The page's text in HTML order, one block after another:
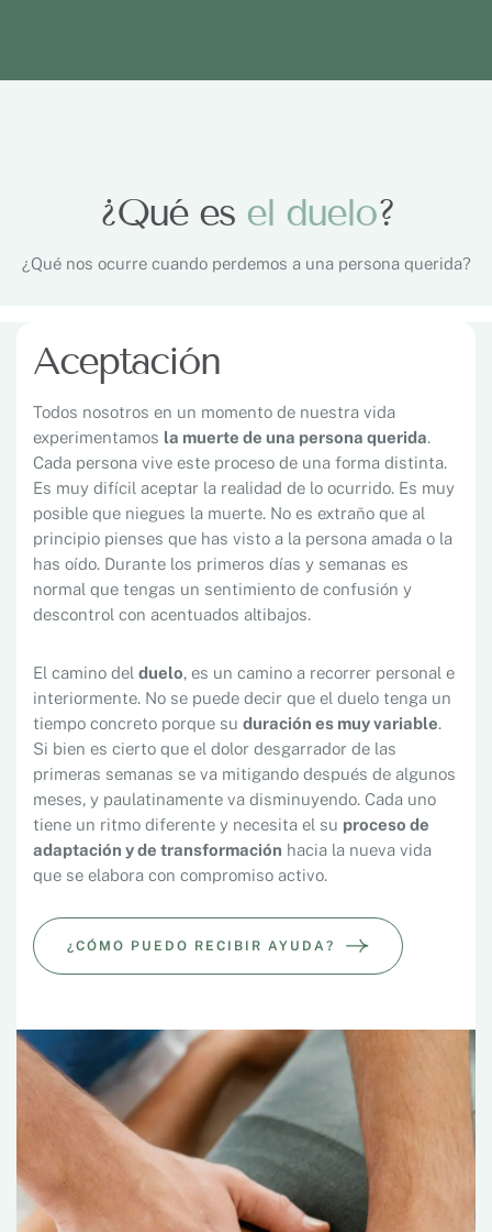
¿Qué es el duelo?
¿Qué nos ocurre cuando perdemos a una persona querida?
Aceptación
Todos nosotros en un momento de nuestra vida
experimentamos la muerte de una persona querida.
Cada persona vive este proceso de una forma distinta.
Es muy difícil aceptar la realidad de lo ocurrido. Es muy
posible que niegues la muerte. No es extraño que al
principio pienses que has visto a la persona amada o la
has oído. Durante los primeros días y semanas es
normal que tengas un sentimiento de confusión y
descontrol con acentuados altibajos.
El camino del duelo, es un camino a recorrer personal e
interiormente. No se puede decir que el duelo tenga un
tiempo concreto porque su duración es muy variable.
Si bien es cierto que el dolor desgarrador de las
primeras semanas se va mitigando después de algunos
meses, y paulatinamente va disminuyendo. Cada uno
tiene un ritmo diferente y necesita el su proceso de
adaptación y de transformación hacia la nueva vida
que se elabora con compromiso activo.
¿CÓMO PUEDO RECIBIR AYUDA?